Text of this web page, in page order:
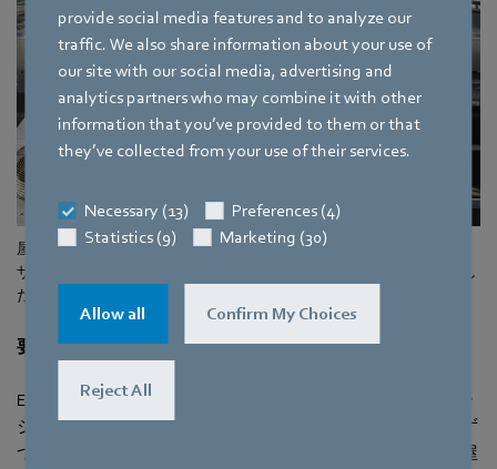
provide social media features and to analyze our
traffic. We also share information about your use of
our site with our social media, advertising and
analytics partners who may combine it with other
information that you’ve provided to them or that
they’ve collected from your use of their services.
Necessary (13)
Preferences (4)
Statistics (9)
Marketing (30)
Allow all Confirm My Choices
Reject All
屋上では、ENGIE社は古いファンをebm-papstのAxiTopディフュー
ザーを備えた224個のエネルギー効率の高いECファンに交換しまし
た。 （写真|ジェイクベルチャー）
要求に合わせた納品
ENGIE社の１つの技術チームは、データセンタのオペレー
ションを止めることなくデータセンター内部設備を少しず
つ改善することに精を出している一方で、別のチームは屋